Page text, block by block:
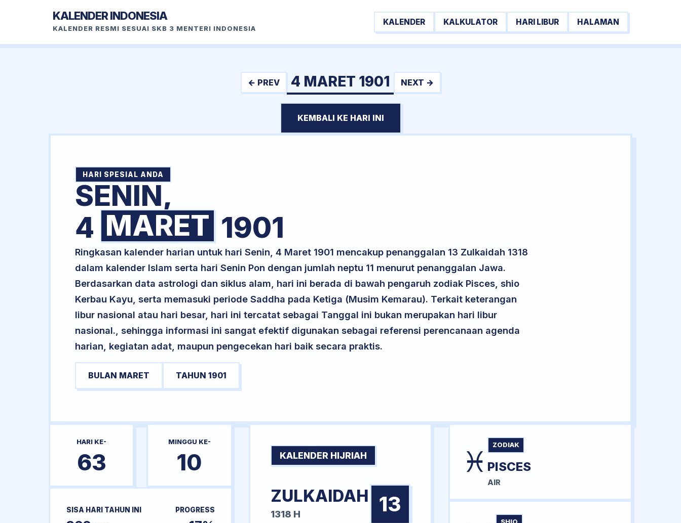
KALENDER INDONESIA
KALENDER RESMI SESUAI SKB 3 MENTERI INDONESIA
KALENDER KALKULATOR HARI LIBUR HALAMAN
← PREV 4 MARET 1901 NEXT →
KEMBALI KE HARI INI
HARI SPESIAL ANDA
SENIN,
4 MARET 1901
Ringkasan kalender harian untuk hari Senin, 4 Maret 1901 mencakup penanggalan 13 Zulkaidah 1318
dalam kalender Islam serta hari Senin Pon dengan jumlah neptu 11 menurut penanggalan Jawa.
Berdasarkan data astrologi dan siklus alam, hari ini berada di bawah pengaruh zodiak Pisces, shio
Kerbau Kayu, serta memasuki periode Saddha pada Ketiga (Musim Kemarau). Terkait keterangan
libur nasional atau hari besar, hari ini tercatat sebagai Tanggal ini bukan merupakan hari libur
nasional., sehingga informasi ini sangat efektif digunakan sebagai referensi perencanaan agenda
harian, kegiatan adat, maupun pengecekan hari baik secara praktis.
BULAN MARET TAHUN 1901
HARI KE-
63
MINGGU KE-
10
SISA HARI TAHUN INI PROGRESS
KALENDER HIJRIAH
ZULKAIDAH
1318 H 13
♓ ZODIAK
PISCES
AIR